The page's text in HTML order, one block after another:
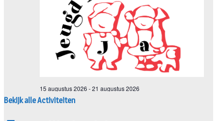
Bekijk alle Activiteiten